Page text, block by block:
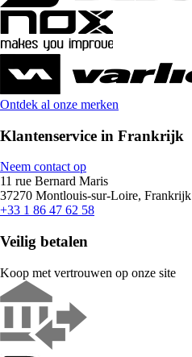
Ontdek al onze merken
Klantenservice in Frankrijk
Neem contact op
11 rue Bernard Maris
37270 Montlouis-sur-Loire, Frankrijk
+33 1 86 47 62 58
Veilig betalen
Koop met vertrouwen op onze site